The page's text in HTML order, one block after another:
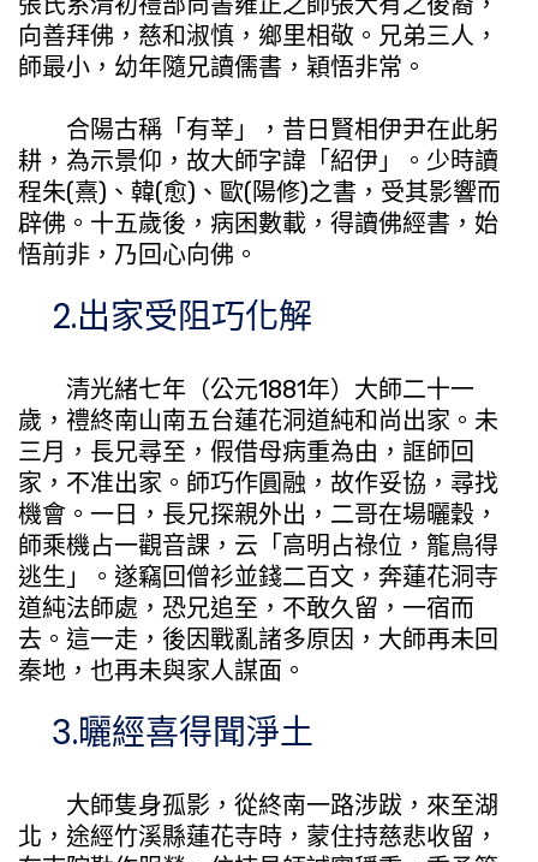
向善拜佛，慈和淑慎，鄉里相敬。兄弟三人，
師最小，幼年隨兄讀儒書，穎悟非常。
合陽古稱「有莘」，昔日賢相伊尹在此躬
耕，為示景仰，故大師字諱「紹伊」。少時讀
程朱(熹)、韓(愈)、歐(陽修)之書，受其影響而
辟佛。十五歲後，病困數載，得讀佛經書，始
悟前非，乃回心向佛。
2.出家受阻巧化解
清光緒七年（公元1881年）大師二十一
歲，禮終南山南五台蓮花洞道純和尚出家。未
三月，長兄尋至，假借母病重為由，誆師回
家，不准出家。師巧作圓融，故作妥協，尋找
機會。一日，長兄探親外出，二哥在場曬穀，
師乘機占一觀音課，云「高明占祿位，籠鳥得
逃生」。遂竊回僧衫並錢二百文，奔蓮花洞寺
道純法師處，恐兄追至，不敢久留，一宿而
去。這一走，後因戰亂諸多原因，大師再未回
秦地，也再未與家人謀面。
3.曬經喜得聞淨土
大師隻身孤影，從終南一路涉跋，來至湖
北，途經竹溪縣蓮花寺時，蒙住持慈悲收留，